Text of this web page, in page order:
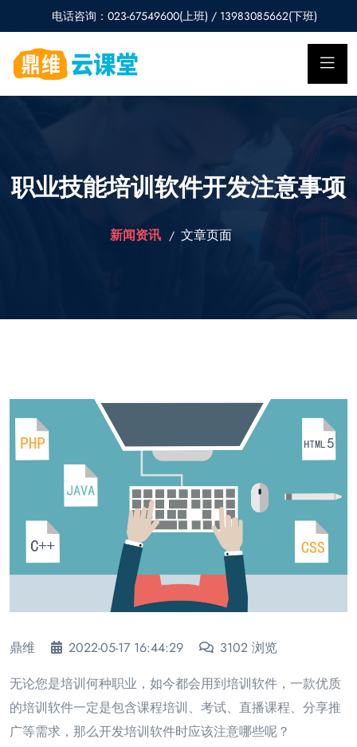
电话咨询：023-67549600(上班) / 13983085662(下班)
职业技能培训软件开发注意事项
新闻资讯 文章页面
鼎维 2022-05-17 16:44:29
3102 浏览
无论您是培训何种职业，如今都会用到培训软件，一款优质
的培训软件一定是包含课程培训、考试、直播课程、分享推
广等需求，那么开发培训软件时应该注意哪些呢？